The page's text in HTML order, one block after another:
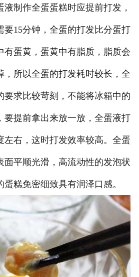
制作全蛋蛋糕时应提前打发，
要15分钟，全蛋的打发比分蛋打
有蛋黄，蛋黄中有脂质，脂质会
，所以全蛋的打发耗时较长，全
要求比较苛刻，不能将冰箱中的
要提前拿出来放一放，全蛋液打
左右，这时打发效率较高。全蛋
面平顺光滑，高流动性的发泡状
糕免密细致具有润泽口感。